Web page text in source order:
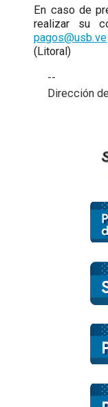
En caso de
realizar su
pagos@usb.ve
(Litoral)
--
Dirección